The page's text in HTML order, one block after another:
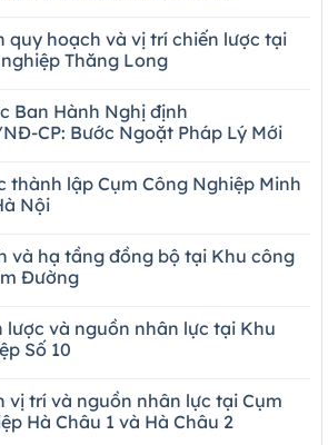
quy hoạch và vị trí chiến lược tại
Thăng Long
Ban Hành Nghị định
CP: Bước Ngoặt Pháp Lý Mới
thành lập Cụm Công Nghiệp Minh
Nội
và hạ tầng đồng bộ tại Khu công
Đường
lược và nguồn nhân lực tại Khu
Số 10
vị trí và nguồn nhân lực tại Cụm
Hà Châu 1 và Hà Châu 2